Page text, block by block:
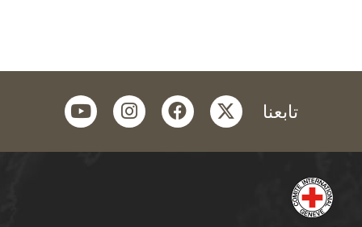
تابعنا twitter
facebook
instagram
youtube